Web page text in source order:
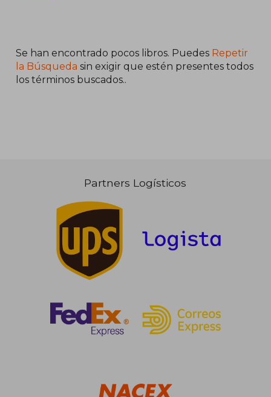
Se han encontrado pocos libros. Puedes Repetir
la Búsqueda sin exigir que estén presentes todos
los términos buscados..
Partners Logísticos